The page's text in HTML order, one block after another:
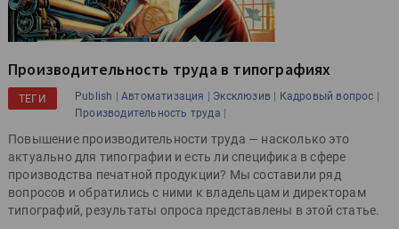
Производительность труда в типографиях
ТЕГИ Publish |Автоматизация | Эксклюзив | Кадровый вопрос |
Производительность труда |
Повышение производительности труда — насколько это
актуально для типографии и есть ли специфика в сфере
производства печатной продукции? Мы составили ряд
вопросов и обратились с ними к владельцам и директорам
типографий, результаты опроса представлены в этой статье.